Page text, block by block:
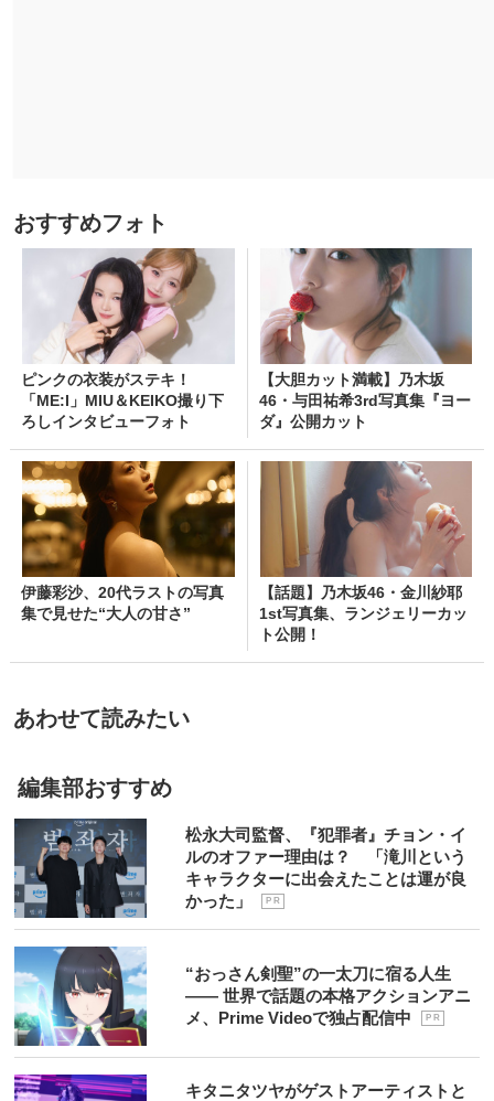
おすすめフォト
ピンクの衣装がステキ！
「ME:I」MIU＆KEIKO撮り下
ろしインタビューフォト
【大胆カット満載】乃木坂
46・与田祐希3rd写真集『ヨー
ダ』公開カット
伊藤彩沙、20代ラストの写真
集で見せた“大人の甘さ”
【話題】乃木坂46・金川紗耶
1st写真集、ランジェリーカッ
ト公開！
あわせて読みたい
編集部おすすめ
松永大司監督、『犯罪者』チョン・イ
ルのオファー理由は？ 「滝川という
キャラクターに出会えたことは運が良
かった」
P R
“おっさん剣聖”の一太刀に宿る人生
―― 世界で話題の本格アクションアニ
メ、Prime Videoで独占配信中
P R
キタニタツヤがゲストアーティストと